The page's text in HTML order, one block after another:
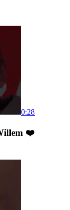
0:28
❤️